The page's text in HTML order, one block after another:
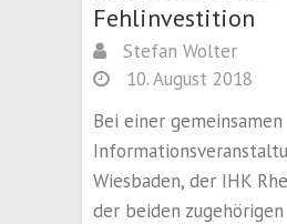
Fehlinvestition
Stefan Wolter
10. August 2018
Bei einer gemeinsamen
Wiesbaden, der IHK
der beiden zugehörigen